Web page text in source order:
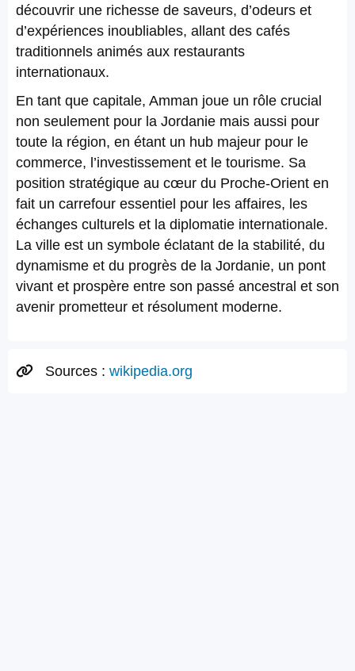
découvrir une richesse de saveurs, d’odeurs et
d’expériences inoubliables, allant des cafés
traditionnels animés aux restaurants
internationaux.
En tant que capitale, Amman joue un rôle crucial
non seulement pour la Jordanie mais aussi pour
toute la région, en étant un hub majeur pour le
commerce, l’investissement et le tourisme. Sa
position stratégique au cœur du Proche-Orient en
fait un carrefour essentiel pour les affaires, les
échanges culturels et la diplomatie internationale.
La ville est un symbole éclatant de la stabilité, du
dynamisme et du progrès de la Jordanie, un pont
vivant et prospère entre son passé ancestral et son
avenir prometteur et résolument moderne.
Sources : wikipedia.org